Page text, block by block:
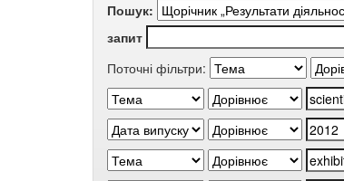
Пошук:
запит
Поточні фільтри: